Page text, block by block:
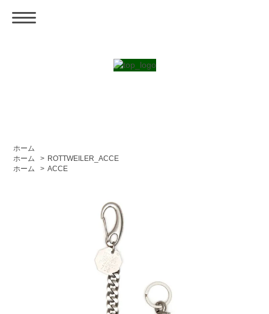
ホーム
ホーム
> ROTTWEILER_ACCE
ホーム
> ACCE